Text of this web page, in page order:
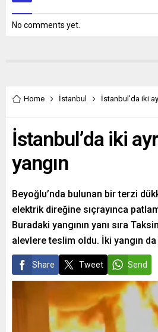
No comments yet.
Home İstanbul İstanbul’da iki
İstanbul’da iki
yangın
Beyoğlu’nda bulunan bir terzi
elektrik direğine sıçrayınca
Buradaki yangının yanı sıra
alevlere teslim oldu. İki yangın da
Share Tweet Send